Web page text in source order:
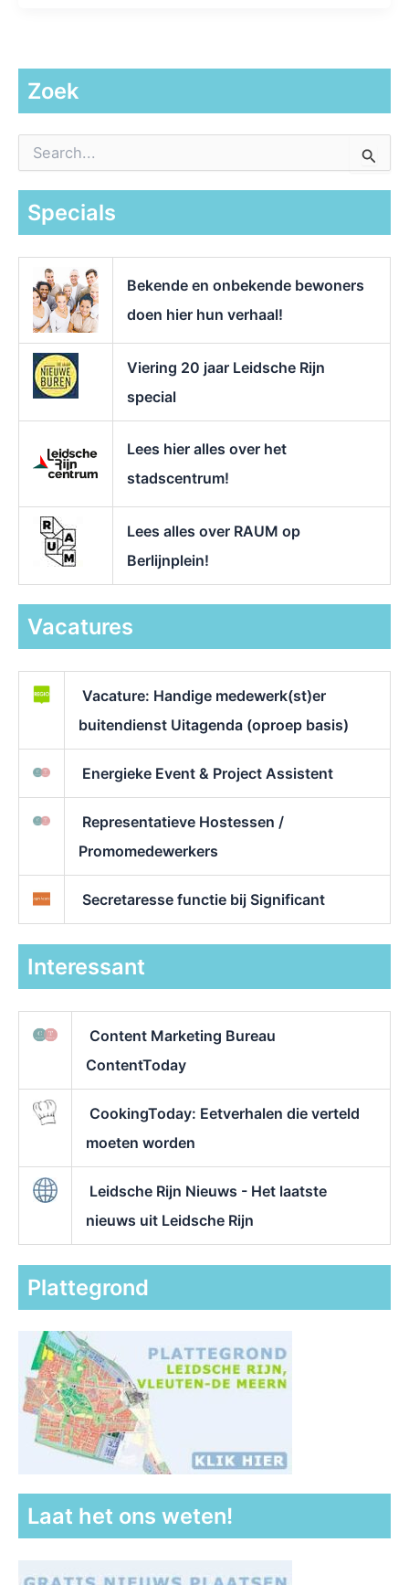
Zoek
a
Specials
Bekende en onbekende bewoners
doen hier hun verhaal!
Viering 20 jaar Leidsche Rijn
special
Lees hier alles over het
stadscentrum!
Lees alles over RAUM op
Berlijnplein!
Vacatures
Vacature: Handige medewerk(st)er
buitendienst Uitagenda (oproep basis)
Energieke Event & Project Assistent
Representatieve Hostessen /
Promomedewerkers
Secretaresse functie bij Significant
Interessant
Content Marketing Bureau
ContentToday
CookingToday: Eetverhalen die verteld
moeten worden
Leidsche Rijn Nieuws - Het laatste
nieuws uit Leidsche Rijn
Plattegrond
Laat het ons weten!